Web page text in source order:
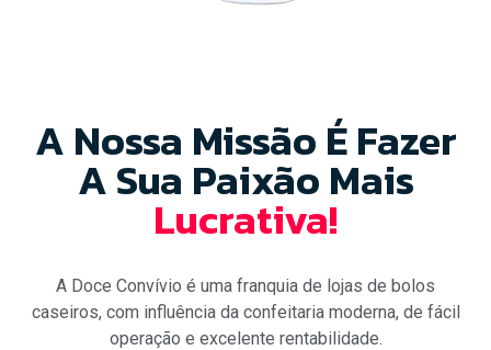
A Nossa Missão É Fazer
A Sua Paixão Mais
Lucrativa!
A Doce Convívio é uma franquia de lojas de bolos
caseiros, com influência da confeitaria moderna, de fácil
operação e excelente rentabilidade.